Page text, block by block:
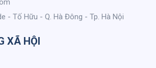
- Tố Hữu - Q. Hà Đông - Tp. Hà Nội
XÃ HỘI